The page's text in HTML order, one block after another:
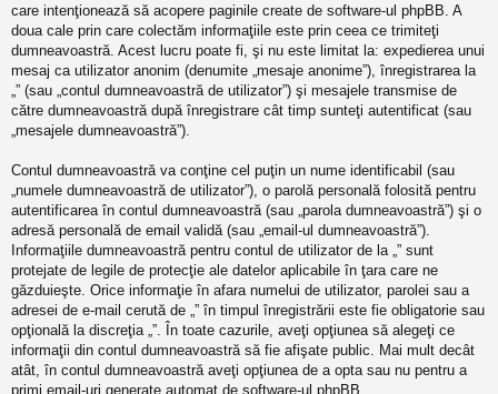
care intenţionează să acopere paginile create de software-ul phpBB. A
doua cale prin care colectăm informaţiile este prin ceea ce trimiteţi
dumneavoastră. Acest lucru poate fi, şi nu este limitat la: expedierea unui
mesaj ca utilizator anonim (denumite „mesaje anonime”), înregistrarea la
„” (sau „contul dumneavoastră de utilizator”) şi mesajele transmise de
către dumneavoastră după înregistrare cât timp sunteţi autentificat (sau
„mesajele dumneavoastră”).
Contul dumneavoastră va conţine cel puţin un nume identificabil (sau
„numele dumneavoastră de utilizator”), o parolă personală folosită pentru
autentificarea în contul dumneavoastră (sau „parola dumneavoastră”) şi o
adresă personală de email validă (sau „email-ul dumneavoastră”).
Informaţiile dumneavoastră pentru contul de utilizator de la „” sunt
protejate de legile de protecţie ale datelor aplicabile în ţara care ne
găzduieşte. Orice informaţie în afara numelui de utilizator, parolei sau a
adresei de e-mail cerută de „” în timpul înregistrării este fie obligatorie sau
opţională la discreţia „”. În toate cazurile, aveţi opţiunea să alegeţi ce
informaţii din contul dumneavoastră să fie afişate public. Mai mult decât
atât, în contul dumneavoastră aveţi opţiunea de a opta sau nu pentru a
primi email-uri generate automat de software-ul phpBB.